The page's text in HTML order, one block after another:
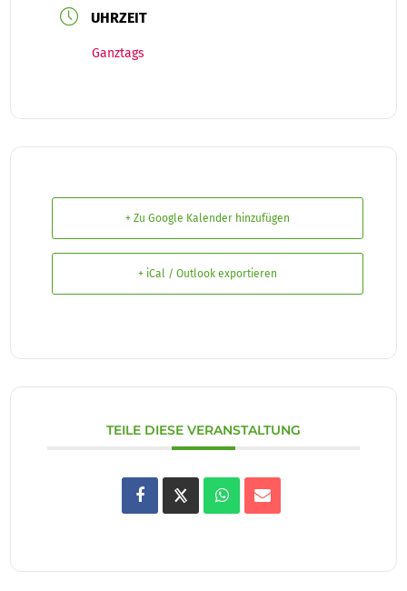
UHRZEIT
Ganztags
+ Zu Google Kalender hinzufügen
+ iCal / Outlook exportieren
TEILE DIESE VERANSTALTUNG